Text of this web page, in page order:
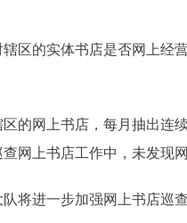
的实体书店是否网上经
网上书店，每月抽出连
网上书店工作中，未发现
进一步加强网上书店巡查